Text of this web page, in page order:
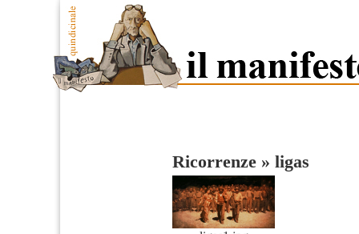
Ricorrenze » ligas